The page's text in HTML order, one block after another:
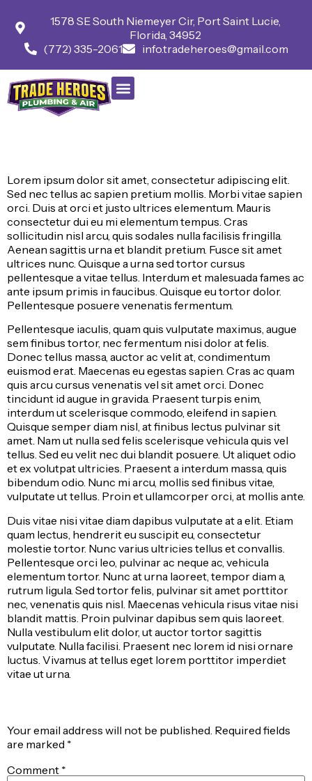
1578 SE South Niemeyer Cir, Port Saint Lucie,
Florida, 34952
(772) 335-2061
info.tradeheroes@gmail.com
Lorem ipsum dolor sit amet, consectetur adipiscing elit.
Sed nec tellus ac sapien pretium mollis. Morbi vitae sapien
orci. Duis at orci et justo ultrices elementum. Mauris
consectetur dui eu mi elementum tempus. Cras
sollicitudin nisl arcu, quis sodales nulla facilisis fringilla.
Aenean sagittis urna et blandit pretium. Fusce sit amet
ultrices nunc. Quisque a urna sed tortor cursus
pellentesque a vitae tellus. Interdum et malesuada fames ac
ante ipsum primis in faucibus. Quisque eu tortor dolor.
Pellentesque posuere venenatis fermentum.
Pellentesque iaculis, quam quis vulputate maximus, augue
sem finibus tortor, nec fermentum nisi dolor at felis.
Donec tellus massa, auctor ac velit at, condimentum
euismod erat. Maecenas eu egestas sapien. Cras ac quam
quis arcu cursus venenatis vel sit amet orci. Donec
tincidunt id augue in gravida. Praesent turpis enim,
interdum ut scelerisque commodo, eleifend in sapien.
Quisque semper diam nisl, at finibus lectus pulvinar sit
amet. Nam ut nulla sed felis scelerisque vehicula quis vel
tellus. Sed eu velit nec dui blandit posuere. Ut aliquet odio
et ex volutpat ultricies. Praesent a interdum massa, quis
bibendum odio. Nunc mi arcu, mollis sed finibus vitae,
vulputate ut tellus. Proin et ullamcorper orci, at mollis ante.
Duis vitae nisi vitae diam dapibus vulputate at a elit. Etiam
quam lectus, hendrerit eu suscipit eu, consectetur
molestie tortor. Nunc varius ultricies tellus et convallis.
Pellentesque orci leo, pulvinar ac neque ac, vehicula
elementum tortor. Nunc at urna laoreet, tempor diam a,
rutrum ligula. Sed tortor felis, pulvinar sit amet porttitor
nec, venenatis quis nisl. Maecenas vehicula risus vitae nisi
blandit mattis. Proin pulvinar dapibus sem quis laoreet.
Nulla vestibulum elit dolor, ut auctor tortor sagittis
vulputate. Nulla facilisi. Praesent nec lorem id nisi ornare
luctus. Vivamus at tellus eget lorem porttitor imperdiet
vitae ut urna.
Your email address will not be published. Required fields
are marked *
Comment *